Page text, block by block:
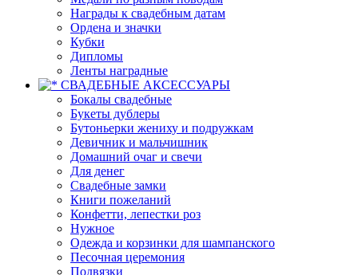
Награды к свадебным датам
Ордена и значки
Кубки
Дипломы
Ленты наградные
СВАДЕБНЫЕ АКСЕССУАРЫ
Бокалы свадебные
Букеты дублеры
Бутоньерки жениху и подружкам
Девичник и мальчишник
Домашний очаг и свечи
Для денег
Свадебные замки
Книги пожеланий
Конфетти, лепестки роз
Нужное
Одежда и корзинки для шампанского
Песочная церемония
Подвязки